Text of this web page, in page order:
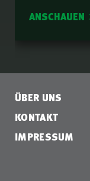
ANSCHAUEN
ÜBER UNS
KONTAKT
IMPRESSUM